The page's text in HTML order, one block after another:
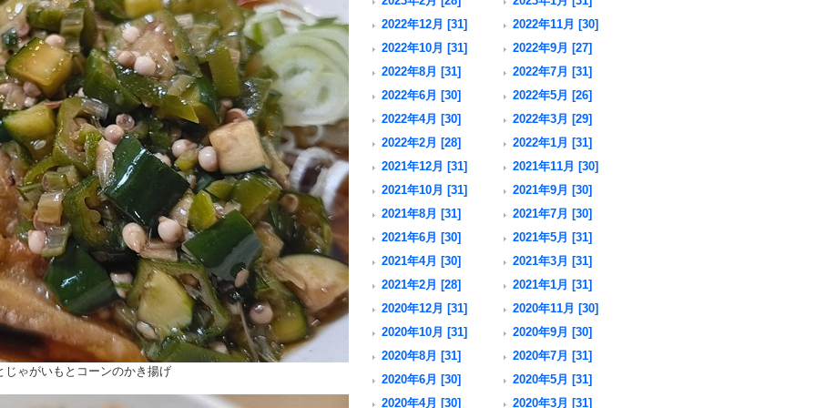
じゃがいもとコーンのかき揚げ
2022年12月 [31]
2022年11月 [30]
2022年10月 [31]
2022年9月 [27]
2022年8月 [31]
2022年7月 [31]
2022年6月 [30]
2022年5月 [26]
2022年4月 [30]
2022年3月 [29]
2022年2月 [28]
2022年1月 [31]
2021年12月 [31]
2021年11月 [30]
2021年10月 [31]
2021年9月 [30]
2021年8月 [31]
2021年7月 [30]
2021年6月 [30]
2021年5月 [31]
2021年4月 [30]
2021年3月 [31]
2021年2月 [28]
2021年1月 [31]
2020年12月 [31]
2020年11月 [30]
2020年10月 [31]
2020年9月 [30]
2020年8月 [31]
2020年7月 [31]
2020年6月 [30]
2020年5月 [31]
2020年4月 [30]
2020年3月 [31]